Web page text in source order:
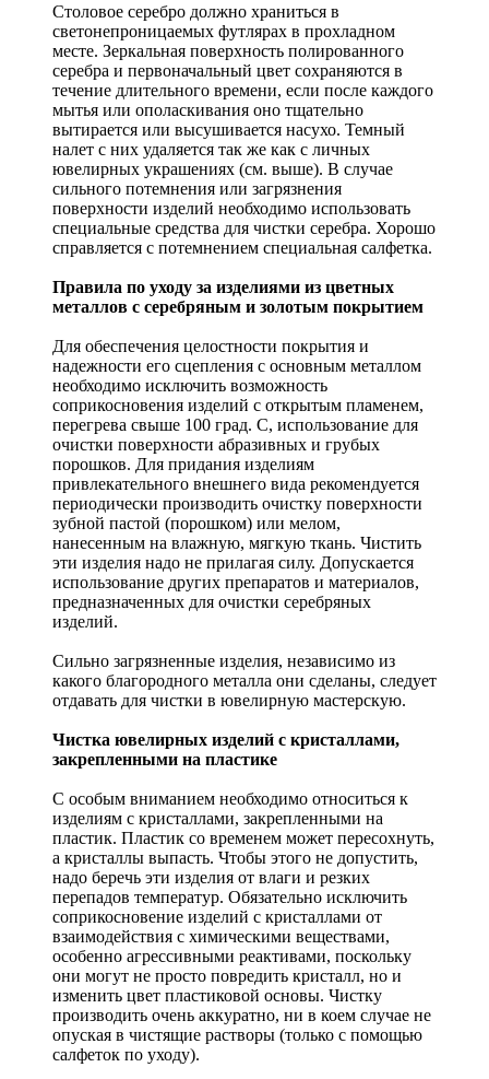
Столовое серебро должно храниться в
светонепроницаемых футлярах в прохладном
месте. Зеркальная поверхность полированного
серебра и первоначальный цвет сохраняются в
течение длительного времени, если после каждого
мытья или ополаскивания оно тщательно
вытирается или высушивается насухо. Темный
налет с них удаляется так же как с личных
ювелирных украшениях (см. выше). В случае
сильного потемнения или загрязнения
поверхности изделий необходимо использовать
специальные средства для чистки серебра. Хорошо
справляется с потемнением специальная салфетка.
Правила по уходу за изделиями из цветных
металлов с серебряным и золотым покрытием
Для обеспечения целостности покрытия и
надежности его сцепления с основным металлом
необходимо исключить возможность
соприкосновения изделий с открытым пламенем,
перегрева свыше 100 град. С, использование для
очистки поверхности абразивных и грубых
порошков. Для придания изделиям
привлекательного внешнего вида рекомендуется
периодически производить очистку поверхности
зубной пастой (порошком) или мелом,
нанесенным на влажную, мягкую ткань. Чистить
эти изделия надо не прилагая силу. Допускается
использование других препаратов и материалов,
предназначенных для очистки серебряных
изделий.
Сильно загрязненные изделия, независимо из
какого благородного металла они сделаны, следует
отдавать для чистки в ювелирную мастерскую.
Чистка ювелирных изделий с кристаллами,
закрепленными на пластике
С особым вниманием необходимо относиться к
изделиям с кристаллами, закрепленными на
пластик. Пластик со временем может пересохнуть,
а кристаллы выпасть. Чтобы этого не допустить,
надо беречь эти изделия от влаги и резких
перепадов температур. Обязательно исключить
соприкосновение изделий с кристаллами от
взаимодействия с химическими веществами,
особенно агрессивными реактивами, поскольку
они могут не просто повредить кристалл, но и
изменить цвет пластиковой основы. Чистку
производить очень аккуратно, ни в коем случае не
опуская в чистящие растворы (только с помощью
салфеток по уходу).